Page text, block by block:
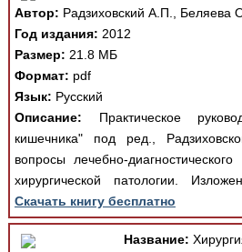
Автор: Радзиховский А.П., Беляева
Год издания: 2012
Размер: 21.8 МБ
Формат: pdf
Язык: Русский
Описание: Практическое
кишечника" под ред.,
вопросы лечебно-
хирургической патологии.
Скачать книгу бесплатно
Название: